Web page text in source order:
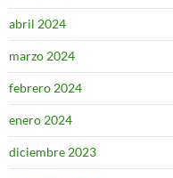
abril 2024
marzo 2024
febrero 2024
enero 2024
diciembre 2023